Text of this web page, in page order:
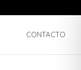
CONTACTO